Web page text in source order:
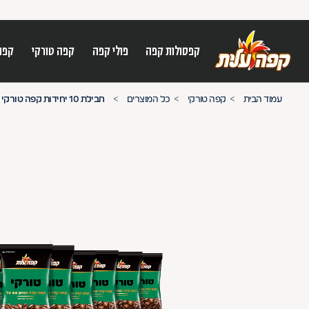
קפסולות קפה פולי קפה קפה טורקי
על מנת לנווט בתת תפריט יש להשתמש
arrow keys to navigate search results.
עמוד הבית קפה טורקי כל המוצרים חבילת 10 יחידות קפה טורקי הל 100 גרם